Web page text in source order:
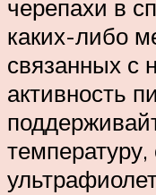
черепахи в
каких-либо
связанных с
активность